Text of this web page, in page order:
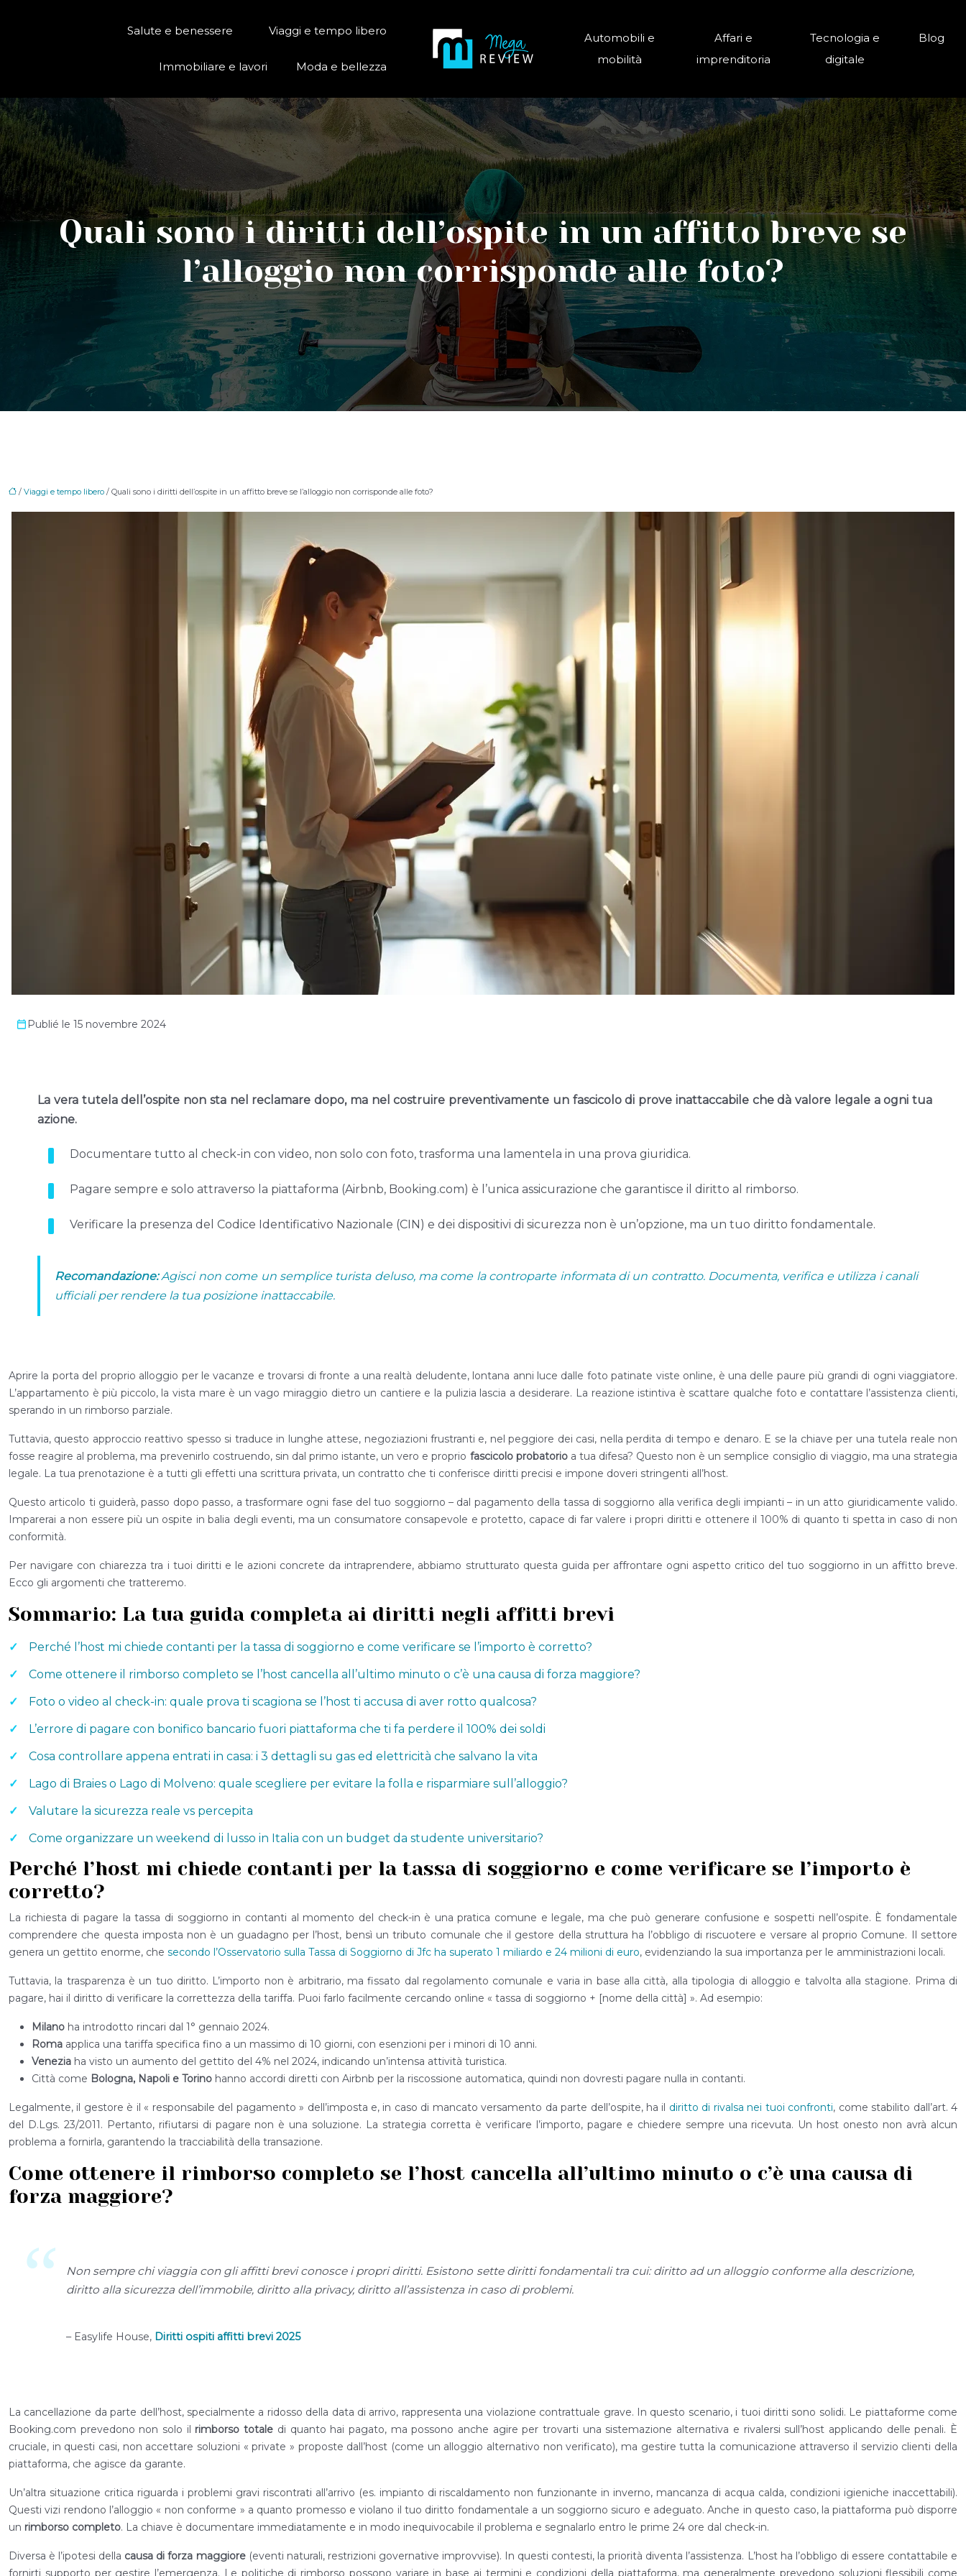
Viaggi e tempo libero
Salute e benessere
Moda e bellezza
Immobiliare e lavori
Automobili e
mobilità
Affari e
imprenditoria
Tecnologia e
digitale
Blog
Quali sono i diritti dell’ospite in un affitto breve se
l’alloggio non corrisponde alle foto?
/ Viaggi e tempo libero / Quali sono i diritti dell’ospite in un affitto breve se l’alloggio non corrisponde alle foto?
Publié le 15 novembre 2024
La vera tutela dell’ospite non sta nel reclamare dopo, ma nel costruire preventivamente un fascicolo di prove inattaccabile che dà valore legale a ogni tua
azione.
Documentare tutto al check-in con video, non solo con foto, trasforma una lamentela in una prova giuridica.
Pagare sempre e solo attraverso la piattaforma (Airbnb, Booking.com) è l’unica assicurazione che garantisce il diritto al rimborso.
Verificare la presenza del Codice Identificativo Nazionale (CIN) e dei dispositivi di sicurezza non è un’opzione, ma un tuo diritto fondamentale.
Recomandazione:Agisci non come un semplice turista deluso, ma come la controparte informata di un contratto. Documenta, verifica e utilizza i canali
ufficiali per rendere la tua posizione inattaccabile.
Aprire la porta del proprio alloggio per le vacanze e trovarsi di fronte a una realtà deludente, lontana anni luce dalle foto patinate viste online, è una delle paure più grandi di ogni viaggiatore.
L’appartamento è più piccolo, la vista mare è un vago miraggio dietro un cantiere e la pulizia lascia a desiderare. La reazione istintiva è scattare qualche foto e contattare l’assistenza clienti,
sperando in un rimborso parziale.
Tuttavia, questo approccio reattivo spesso si traduce in lunghe attese, negoziazioni frustranti e, nel peggiore dei casi, nella perdita di tempo e denaro. E se la chiave per una tutela reale non
fosse reagire al problema, ma prevenirlo costruendo, sin dal primo istante, un vero e proprio fascicolo probatorioa tua difesa? Questo non è un semplice consiglio di viaggio, ma una strategia
legale. La tua prenotazione è a tutti gli effetti una scrittura privata, un contratto che ti conferisce diritti precisi e impone doveri stringenti all’host.
Questo articolo ti guiderà, passo dopo passo, a trasformare ogni fase del tuo soggiorno – dal pagamento della tassa di soggiorno alla verifica degli impianti – in un atto giuridicamente valido.
Imparerai a non essere più un ospite in balia degli eventi, ma un consumatore consapevole e protetto, capace di far valere i propri diritti e ottenere il 100% di quanto ti spetta in caso di non
conformità.
Per navigare con chiarezza tra i tuoi diritti e le azioni concrete da intraprendere, abbiamo strutturato questa guida per affrontare ogni aspetto critico del tuo soggiorno in un affitto breve.
Ecco gli argomenti che tratteremo.
Sommario: La tua guida completa ai diritti negli affitti brevi
Perché l’host mi chiede contanti per la tassa di soggiorno e come verificare se l’importo è corretto?
Come ottenere il rimborso completo se l’host cancella all’ultimo minuto o c’è una causa di forza maggiore?
Foto o video al check-in: quale prova ti scagiona se l’host ti accusa di aver rotto qualcosa?
L’errore di pagare con bonifico bancario fuori piattaforma che ti fa perdere il 100% dei soldi
Cosa controllare appena entrati in casa: i 3 dettagli su gas ed elettricità che salvano la vita
Lago di Braies o Lago di Molveno: quale scegliere per evitare la folla e risparmiare sull’alloggio?
Valutare la sicurezza reale vs percepita
Come organizzare un weekend di lusso in Italia con un budget da studente universitario?
Perché l’host mi chiede contanti per la tassa di soggiorno e come verificare se l’importo è
corretto?
La richiesta di pagare la tassa di soggiorno in contanti al momento del check-in è una pratica comune e legale, ma che può generare confusione e sospetti nell’ospite. È fondamentale
comprendere che questa imposta non è un guadagno per l’host, bensì un tributo comunale che il gestore della struttura ha l’obbligo di riscuotere e versare al proprio Comune. Il settore
genera un gettito enorme, che secondo l’Osservatorio sulla Tassa di Soggiorno di Jfc ha superato 1 miliardo e 24 milioni di euro, evidenziando la sua importanza per le amministrazioni locali.
Tuttavia, la trasparenza è un tuo diritto. L’importo non è arbitrario, ma fissato dal regolamento comunale e varia in base alla città, alla tipologia di alloggio e talvolta alla stagione. Prima di
pagare, hai il diritto di verificare la correttezza della tariffa. Puoi farlo facilmente cercando online « tassa di soggiorno + [nome della città] ». Ad esempio:
Milano ha introdotto rincari dal 1° gennaio 2024.
Roma applica una tariffa specifica fino a un massimo di 10 giorni, con esenzioni per i minori di 10 anni.
Venezia ha visto un aumento del gettito del 4% nel 2024, indicando un’intensa attività turistica.
Città come Bologna, Napoli e Torino hanno accordi diretti con Airbnb per la riscossione automatica, quindi non dovresti pagare nulla in contanti.
Legalmente, il gestore è il « responsabile del pagamento » dell’imposta e, in caso di mancato versamento da parte dell’ospite, ha il diritto di rivalsa nei tuoi confronti, come stabilito dall’art. 4
del D.Lgs. 23/2011. Pertanto, rifiutarsi di pagare non è una soluzione. La strategia corretta è verificare l’importo, pagare e chiedere sempre una ricevuta. Un host onesto non avrà alcun
problema a fornirla, garantendo la tracciabilità della transazione.
Come ottenere il rimborso completo se l’host cancella all’ultimo minuto o c’è una causa di
forza maggiore?
Non sempre chi viaggia con gli affitti brevi conosce i propri diritti. Esistono sette diritti fondamentali tra cui: diritto ad un alloggio conforme alla descrizione,
diritto alla sicurezza dell’immobile, diritto alla privacy, diritto all’assistenza in caso di problemi.
– Easylife House, Diritti ospiti affitti brevi 2025
La cancellazione da parte dell’host, specialmente a ridosso della data di arrivo, rappresenta una violazione contrattuale grave. In questo scenario, i tuoi diritti sono solidi. Le piattaforme come
Booking.com prevedono non solo il rimborso totale di quanto hai pagato, ma possono anche agire per trovarti una sistemazione alternativa e rivalersi sull’host applicando delle penali. È
cruciale, in questi casi, non accettare soluzioni « private » proposte dall’host (come un alloggio alternativo non verificato), ma gestire tutta la comunicazione attraverso il servizio clienti della
piattaforma, che agisce da garante.
Un’altra situazione critica riguarda i problemi gravi riscontrati all’arrivo (es. impianto di riscaldamento non funzionante in inverno, mancanza di acqua calda, condizioni igieniche inaccettabili).
Questi vizi rendono l’alloggio « non conforme » a quanto promesso e violano il tuo diritto fondamentale a un soggiorno sicuro e adeguato. Anche in questo caso, la piattaforma può disporre
un rimborso completo. La chiave è documentare immediatamente e in modo inequivocabile il problema e segnalarlo entro le prime 24 ore dal check-in.
Diversa è l’ipotesi della causa di forza maggiore(eventi naturali, restrizioni governative improvvise). In questi contesti, la priorità diventa l’assistenza. L’host ha l’obbligo di essere contattabile e
fornirti supporto per gestire l’emergenza. Le politiche di rimborso possono variare in base ai termini e condizioni della piattaforma, ma generalmente prevedono soluzioni flessibili come